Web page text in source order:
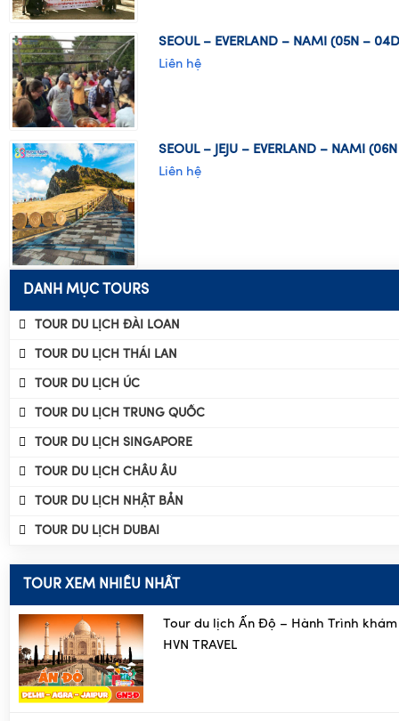
SEOUL – EVERLAND – NAMI (05N –
Liên hệ
SEOUL – JEJU – EVERLAND – NAMI
Liên hệ
DANH MỤC TOURS
TOUR DU LỊCH ĐÀI LOAN
TOUR DU LỊCH THÁI LAN
TOUR DU LỊCH ÚC
TOUR DU LỊCH TRUNG QUỐC
TOUR DU LỊCH SINGAPORE
TOUR DU LỊCH CHÂU ÂU
TOUR DU LỊCH NHẬT BẢN
TOUR DU LỊCH DUBAI
TOUR XEM NHIỀU NHẤT
Tour du lịch Ấn Độ – Hành Trình
HVN TRAVEL